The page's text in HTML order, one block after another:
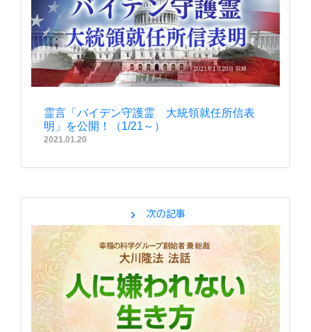
霊言「バイデン守護霊 大統領就任所信表
明」を公開！（1/21～）
2021.01.20
chevron_right 次の記事